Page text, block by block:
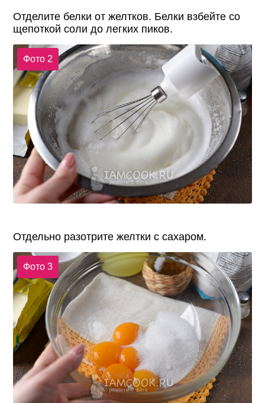
Отделите белки от желтков. Белки взбейте со
щепоткой соли до легких пиков.
Фото 2
Отдельно разотрите желтки с сахаром.
Фото 3